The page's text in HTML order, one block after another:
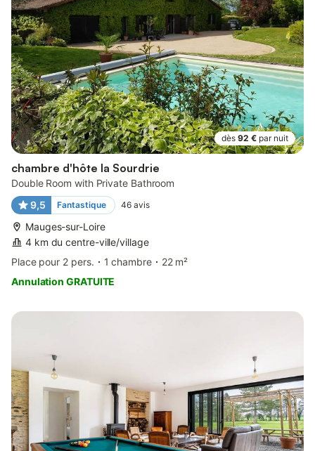
dès 92 € par nuit
chambre d'hôte la Sourdrie
Double Room with Private Bathroom
9,5
Fantastique 46 avis
Mauges-sur-Loire
4 km du centre-ville/village
Place pour 2 pers.
1 chambre
22 m²
Annulation GRATUITE